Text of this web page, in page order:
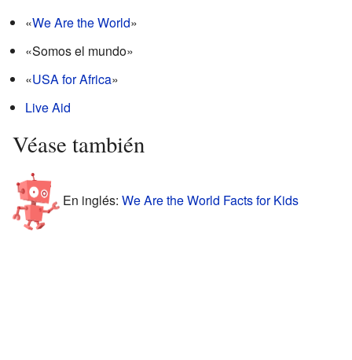
«We Are the World»
«Somos el mundo»
«USA for Africa»
Live Aid
Véase también
En inglés: We Are the World Facts for Kids